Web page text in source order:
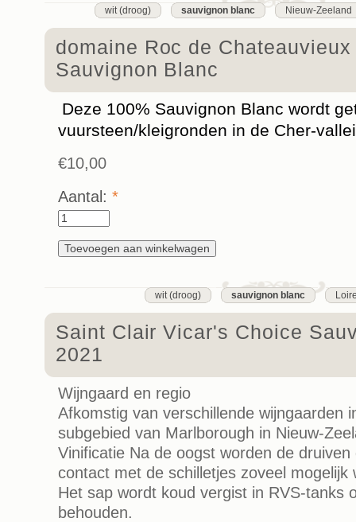
wit (droog) sauvignon blanc Nieuw-Zeeland
domaine Roc de Chateauvieux
Sauvignon Blanc
Deze 100% Sauvignon Blanc wordt
vuursteen/kleigronden in de Cher-
€10,00
Aantal: *
wit (droog) sauvignon blanc
Saint Clair Vicar's Choice
2021
Wijngaard en regio
Afkomstig van verschillende wijngaarden
subgebied van Marlborough in Nieuw-
Vinificatie Na de oogst worden de
contact met de schilletjes zoveel mogelijk
Het sap wordt koud vergist in RVS-tanks
behouden.